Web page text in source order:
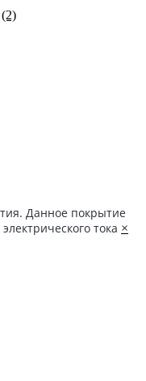
(2)
Данное покрытие
тока ×